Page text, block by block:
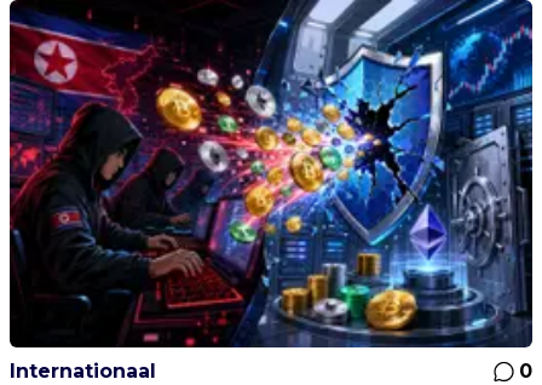
Internationaal
0